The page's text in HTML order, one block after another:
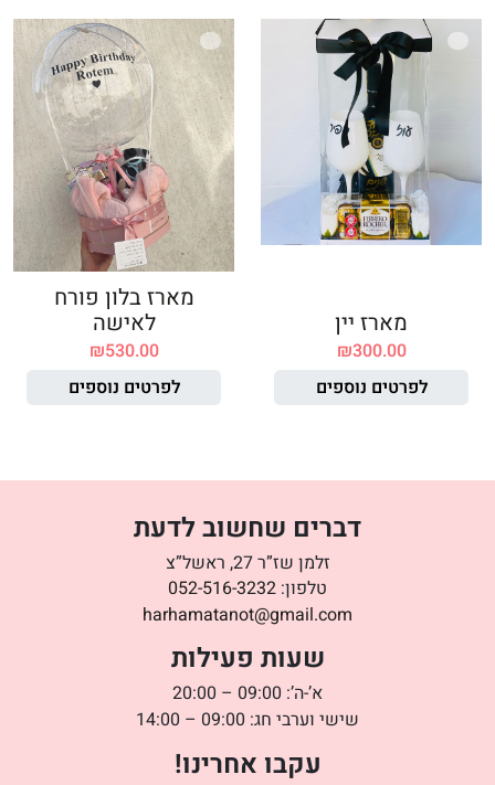
מארז יין
₪300.00
לפרטים נוספים
מארז בלון פורח
לאישה
₪530.00
לפרטים נוספים
דברים שחשוב לדעת
זלמן שז”ר 27, ראשל”צ
טלפון: 052-516-3232
harhamatanot@gmail.com
שעות פעילות
א’-ה’: 09:00 – 20:00
שישי וערבי חג: 09:00 – 14:00
עקבו אחרינו!